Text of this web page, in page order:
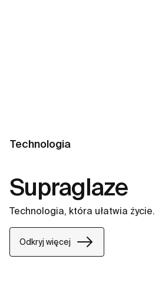
Technologia
Supraglaze
Technologia, która ułatwia życie.
Odkryj więcej